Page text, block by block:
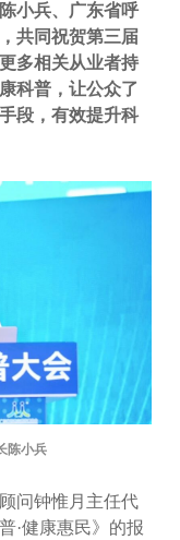
小兵、广东省呼
共同祝贺第三届
多相关从业者持
科普，让公众了
段，有效提升科
陈小兵
问钟惟月主任代
·健康惠民》的报